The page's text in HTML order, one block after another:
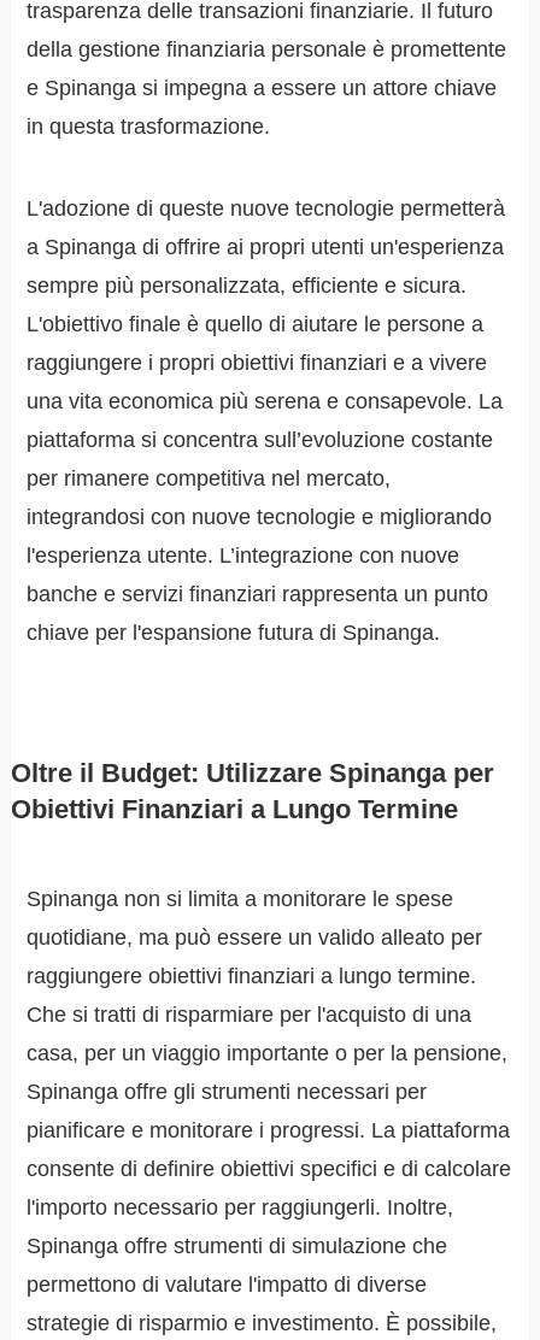
trasparenza delle transazioni finanziarie. Il futuro
della gestione finanziaria personale è promettente
e Spinanga si impegna a essere un attore chiave
in questa trasformazione.
L'adozione di queste nuove tecnologie permetterà
a Spinanga di offrire ai propri utenti un'esperienza
sempre più personalizzata, efficiente e sicura.
L'obiettivo finale è quello di aiutare le persone a
raggiungere i propri obiettivi finanziari e a vivere
una vita economica più serena e consapevole. La
piattaforma si concentra sull’evoluzione costante
per rimanere competitiva nel mercato,
integrandosi con nuove tecnologie e migliorando
l'esperienza utente. L’integrazione con nuove
banche e servizi finanziari rappresenta un punto
chiave per l'espansione futura di Spinanga.
Oltre il Budget: Utilizzare Spinanga per
Obiettivi Finanziari a Lungo Termine
Spinanga non si limita a monitorare le spese
quotidiane, ma può essere un valido alleato per
raggiungere obiettivi finanziari a lungo termine.
Che si tratti di risparmiare per l'acquisto di una
casa, per un viaggio importante o per la pensione,
Spinanga offre gli strumenti necessari per
pianificare e monitorare i progressi. La piattaforma
consente di definire obiettivi specifici e di calcolare
l'importo necessario per raggiungerli. Inoltre,
Spinanga offre strumenti di simulazione che
permettono di valutare l'impatto di diverse
strategie di risparmio e investimento. È possibile,